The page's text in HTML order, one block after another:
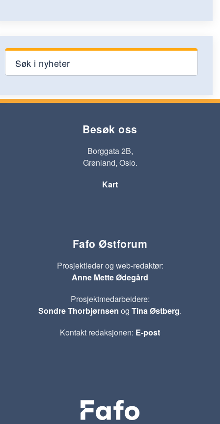
Søk i nyheter
Besøk oss
Borggata 2B,
Grønland, Oslo.
Kart
Fafo Østforum
Prosjektleder og web-redaktør:
Anne Mette Ødegård
Prosjektmedarbeidere:
Sondre Thorbjørnsen og Tina Østberg.
Kontakt redaksjonen: E-post